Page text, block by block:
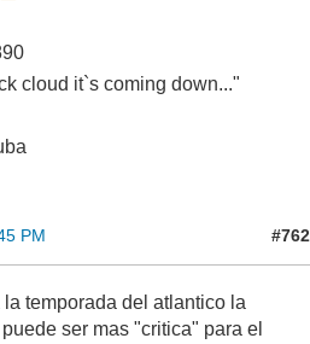
cloud it`s coming down..."
PM #762
temporada del atlantico la
ser mas "critica" para el